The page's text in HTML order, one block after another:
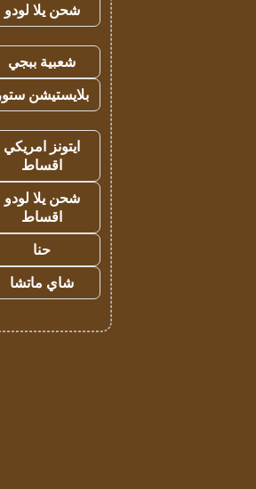
شحن يلا لودو
شعبية ببجي
بلايستيشن
ايتونز امريكي
اقساط
شحن يلا لودو
اقساط
حنا
شاي ماتشا